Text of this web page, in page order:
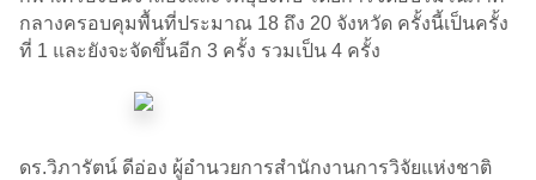
กลางครอบคุมพื้นที่ประมาณ 18 ถึง 20 จังหวัด ครั้งนี้เป็นครั้ง
ที่ 1 และยังจะจัดขึ้นอีก 3 ครั้ง รวมเป็น 4 ครั้ง
ดร.วิภารัตน์ ดีอ่อง ผู้อำนวยการสำนักงานการวิจัยแห่งชาติ